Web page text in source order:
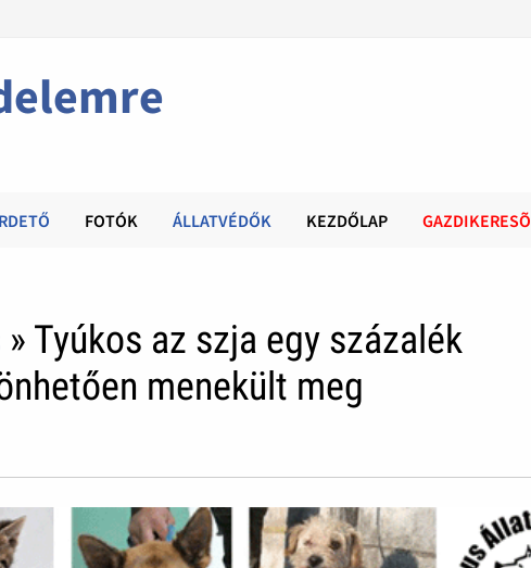
FOTÓK ÁLLATVÉDŐK KEZDŐLAP GAZDIKERESÕ
» Tyúkos az szja egy százalék
menekült meg